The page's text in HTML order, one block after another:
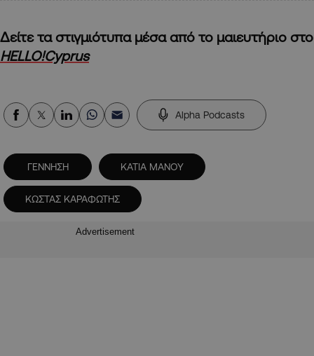
Δείτε τα στιγμιότυπα μέσα από το μαιευτήριο στο
HELLO!Cyprus
Alpha Podcasts
ΓΕΝΝΗΣΗ ΚΑΤΙΑ ΜΑΝΟΥ
ΚΩΣΤΑΣ ΚΑΡΑΦΩΤΗΣ
Advertisement